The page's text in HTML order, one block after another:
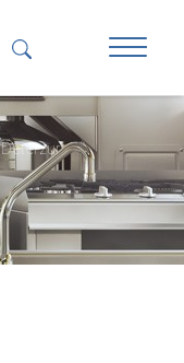
Deterzur